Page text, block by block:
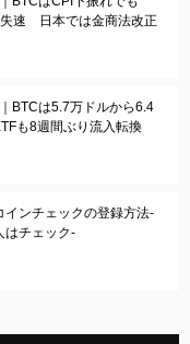
速 日本では金商法改正
BTCは5.7万ドルから6.4
も8週間ぶり流入転換
インチェックの登録方法-
はチェック-